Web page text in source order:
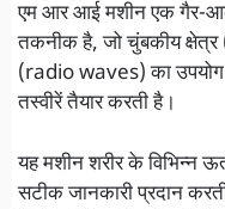
एम आर आई मशीन एक गैर-
तकनीक है, जो चुंबकीय
(radio waves) का
तस्वीरें तैयार करती है।
यह मशीन शरीर के विभिन्न
सटीक जानकारी प्रदान